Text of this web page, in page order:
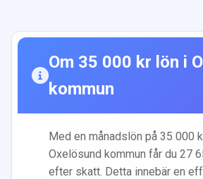
Om 35 000 kr lön i
kommun
Med en månadslön på 35 000
Oxelösund kommun får du 27
efter skatt. Detta innebär en